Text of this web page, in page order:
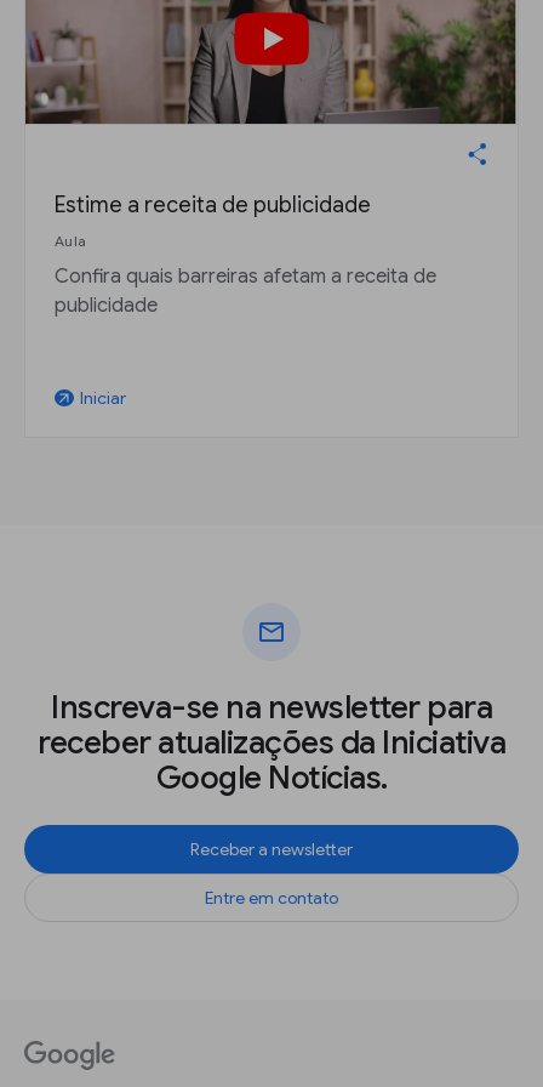
Estime a receita de publicidade
Aula
Confira quais barreiras afetam a receita de
publicidade
arrow_outward Iniciar
mail
Inscreva-se na newsletter para
receber atualizações da Iniciativa
Google Notícias.
Receber a newsletter
Entre em contato